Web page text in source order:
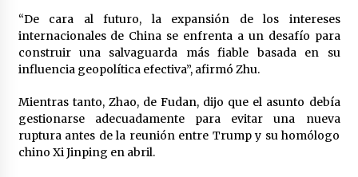
“De cara al futuro, la expansión de los intereses
internacionales de China se enfrenta a un desafío para
construir una salvaguarda más fiable basada en su
influencia geopolítica efectiva”, afirmó Zhu.
Mientras tanto, Zhao, de Fudan, dijo que el asunto debía
gestionarse adecuadamente para evitar una nueva
ruptura antes de la reunión entre Trump y su homólogo
chino Xi Jinping en abril.